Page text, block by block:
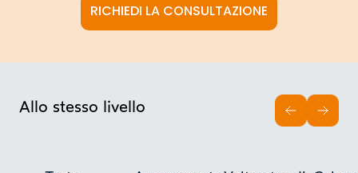
RICHIEDI LA CONSULTAZIONE
Allo stesso livello
INDIETRO